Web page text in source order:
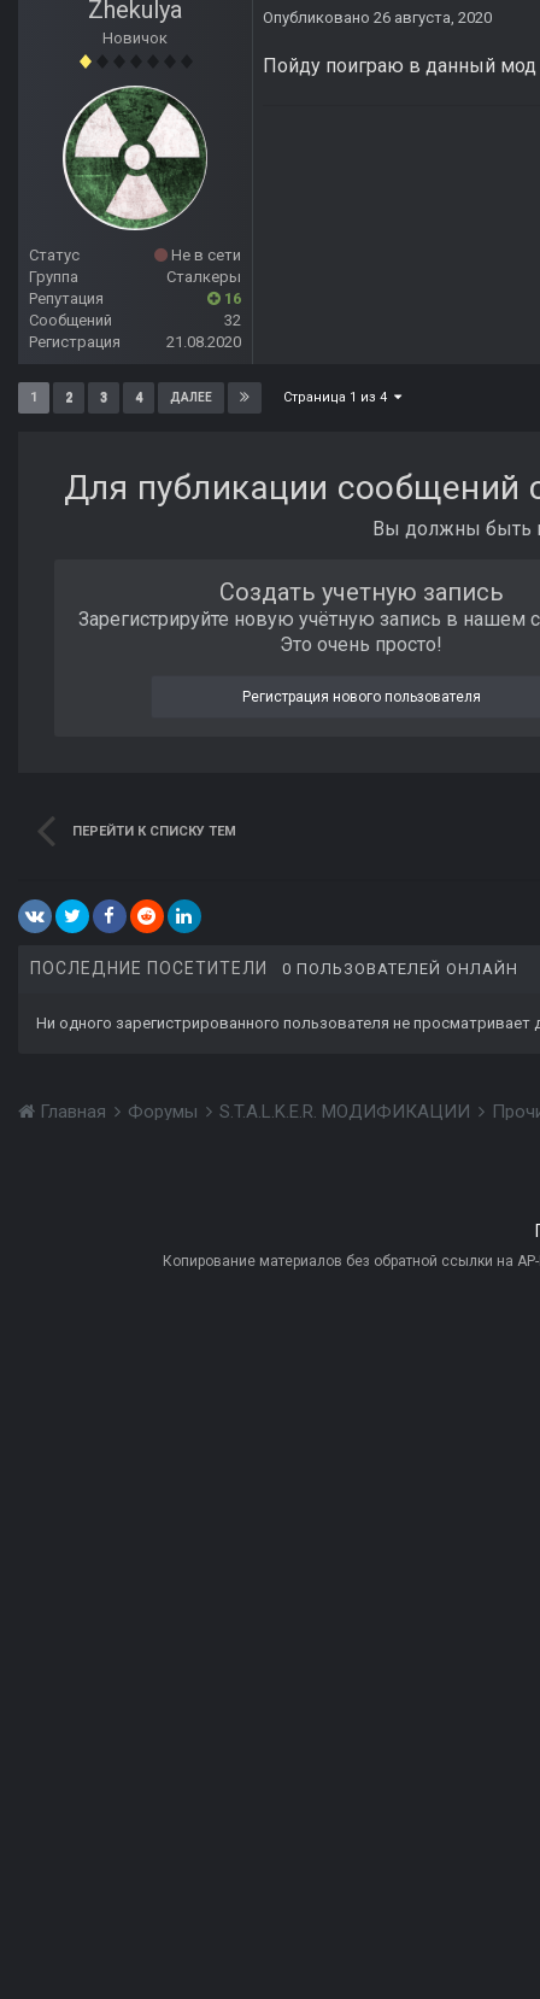
Zhekulya
Новичок
Статус
Не в сети
Группа
Сталкеры
Репутация
16
Сообщений
32
Регистрация
21.08.2020
Опубликовано 26 августа, 2020
Пойду поиграю в данный мод
1 2 3 4 ДАЛЕЕ Страница 1 из 4
Для публикации сообщений
Вы должны быть
Создать учетную запись
Зарегистрируйте новую учётную запись в нашем
Это очень просто!
Регистрация нового пользователя
ПЕРЕЙТИ К СПИСКУ ТЕМ
ПОСЛЕДНИЕ ПОСЕТИТЕЛИ 0 ПОЛЬЗОВАТЕЛЕЙ ОНЛАЙН
Ни одного зарегистрированного пользователя не просматривает
Главная Форумы S.T.A.L.K.E.R. МОДИФИКАЦИИ
Копирование материалов без обратной ссылки на